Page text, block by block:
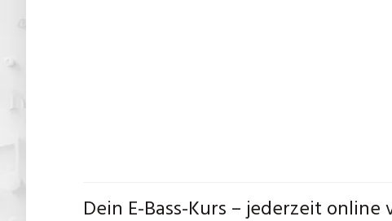
Dein E-Bass-Kurs – jederzeit